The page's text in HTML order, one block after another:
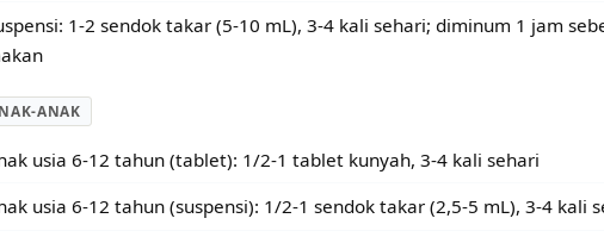
1-2 sendok takar (5-10 mL), 3-4 kali sehari; diminum 1 jam
ANAK
usia 6-12 tahun (tablet): 1/2-1 tablet kunyah, 3-4 kali sehari
usia 6-12 tahun (suspensi): 1/2-1 sendok takar (2,5-5 mL), 3-4 kali